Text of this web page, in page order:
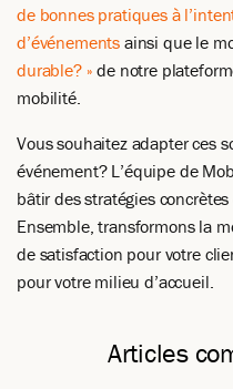
de bonnes pratiques à
d’événements ainsi que le
durable? » de notre
mobilité.
Vous souhaitez adapter ces
événement? L’équipe de
bâtir des stratégies
Ensemble, transformons la
de satisfaction pour votre
pour votre milieu d’accueil.
Articles